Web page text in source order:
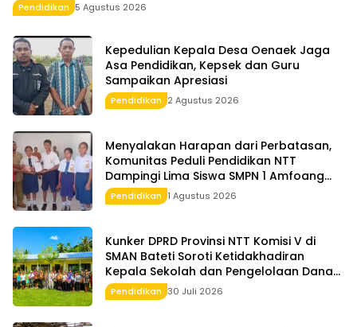
Pendidikan 5 Agustus 2026
Kepedulian Kepala Desa Oenaek Jaga
Asa Pendidikan, Kepsek dan Guru
Sampaikan Apresiasi
Pendidikan 2 Agustus 2026
Menyalakan Harapan dari Perbatasan,
Komunitas Peduli Pendidikan NTT
Dampingi Lima Siswa SMPN 1 Amfoang
Timur
Pendidikan 1 Agustus 2026
Kunker DPRD Provinsi NTT Komisi V di
SMAN Bateti Soroti Ketidakhadiran
Kepala Sekolah dan Pengelolaan Dana
BOS
Pendidikan 30 Juli 2026